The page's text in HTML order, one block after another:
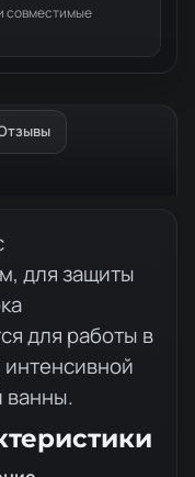
совместимые
для защиты
для работы в
ванны.